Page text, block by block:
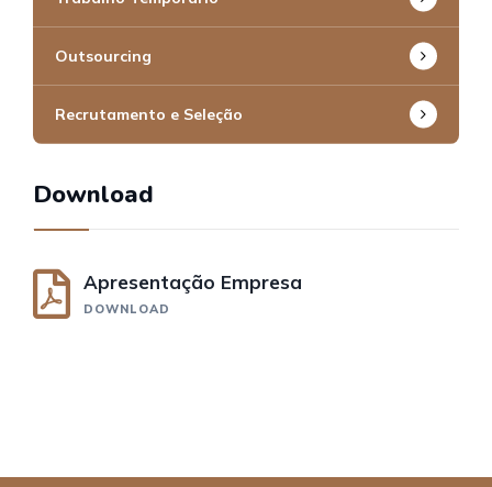
Outsourcing
Recrutamento e Seleção
Download
Apresentação Empresa
DOWNLOAD